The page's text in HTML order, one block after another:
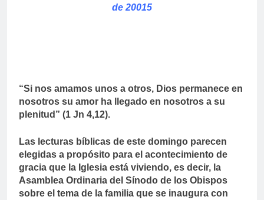
de 20015
“Si nos amamos unos a otros, Dios permanece en
nosotros su amor ha llegado en nosotros a su
plenitud” (1 Jn 4,12).
Las lecturas bíblicas de este domingo parecen
elegidas a propósito para el acontecimiento de
gracia que la Iglesia está viviendo, es decir, la
Asamblea Ordinaria del Sínodo de los Obispos
sobre el tema de la familia que se inaugura con